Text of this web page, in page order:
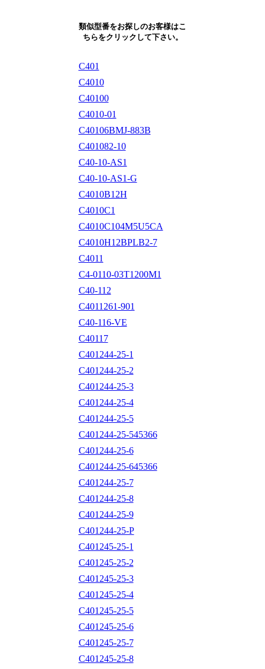
類似型番をお探しのお客様はこ
ちらをクリックして下さい。
C401
C4010
C40100
C4010-01
C40106BMJ-883B
C401082-10
C40-10-AS1
C40-10-AS1-G
C4010B12H
C4010C1
C4010C104M5U5CA
C4010H12BPLB2-7
C4011
C4-0110-03T1200M1
C40-112
C4011261-901
C40-116-VE
C40117
C401244-25-1
C401244-25-2
C401244-25-3
C401244-25-4
C401244-25-5
C401244-25-545366
C401244-25-6
C401244-25-645366
C401244-25-7
C401244-25-8
C401244-25-9
C401244-25-P
C401245-25-1
C401245-25-2
C401245-25-3
C401245-25-4
C401245-25-5
C401245-25-6
C401245-25-7
C401245-25-8